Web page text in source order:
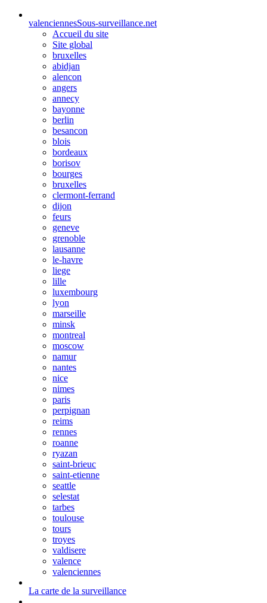
valenciennesSous-surveillance.net
Accueil du site
Site global
bruxelles
abidjan
alencon
angers
annecy
bayonne
berlin
besancon
blois
bordeaux
borisov
bourges
bruxelles
clermont-ferrand
dijon
feurs
geneve
grenoble
lausanne
le-havre
liege
lille
luxembourg
lyon
marseille
minsk
montreal
moscow
namur
nantes
nice
nimes
paris
perpignan
reims
rennes
roanne
ryazan
saint-brieuc
saint-etienne
seattle
selestat
tarbes
toulouse
tours
troyes
valdisere
valence
valenciennes
La carte de la surveillance